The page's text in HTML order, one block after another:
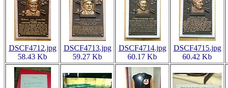
DSCF4712.jpg
58.43 Kb
DSCF4713.jpg
59.27 Kb
DSCF4714.jpg
60.17 Kb
DSCF4715.jpg
60.42 Kb